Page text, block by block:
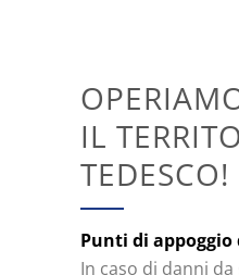
IL
TEDESCO!
Punti di appoggio
In caso di danni